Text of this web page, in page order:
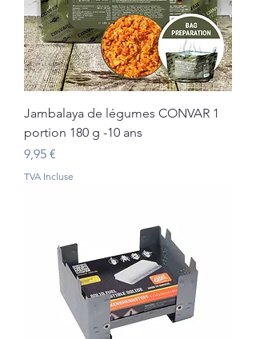
Jambalaya de légumes CONVAR 1
portion 180 g -10 ans
Prix
9,95 €
TVA Incluse